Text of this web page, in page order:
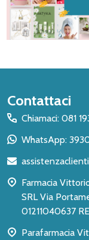
Inizio
del
piè
pagina
Contattaci
Chiamaci: 081
WhatsApp:
Farmacia
SRL Via Portamedina 8, 80134 -
01211040637
Parafarmacia